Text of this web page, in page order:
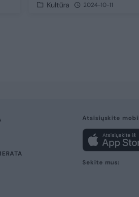
Kultūra 2024-10-11
Atsisiųskite
Sekite mus: